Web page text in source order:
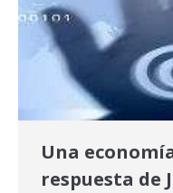
Una
respuesta de